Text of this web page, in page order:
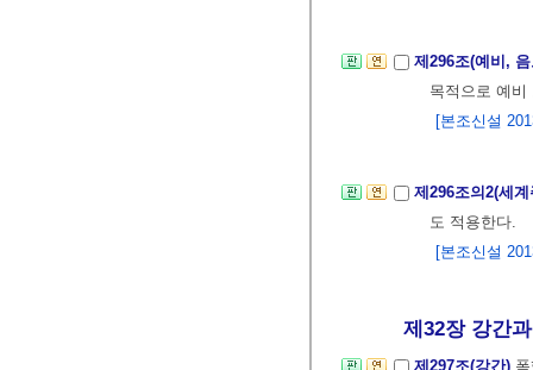
제296조(예비,
목적으로 예
[본조신설
제296조의2(세
도 적용한다.
[본조신설
제32장 강간과
제297조(강간)